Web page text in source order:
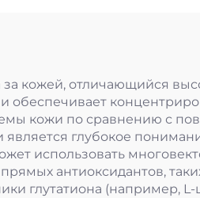
за кожей, отличающийся
кожи по сравнению с
глубокое
использовать
антиоксидантов,
глутатиона (например, L-